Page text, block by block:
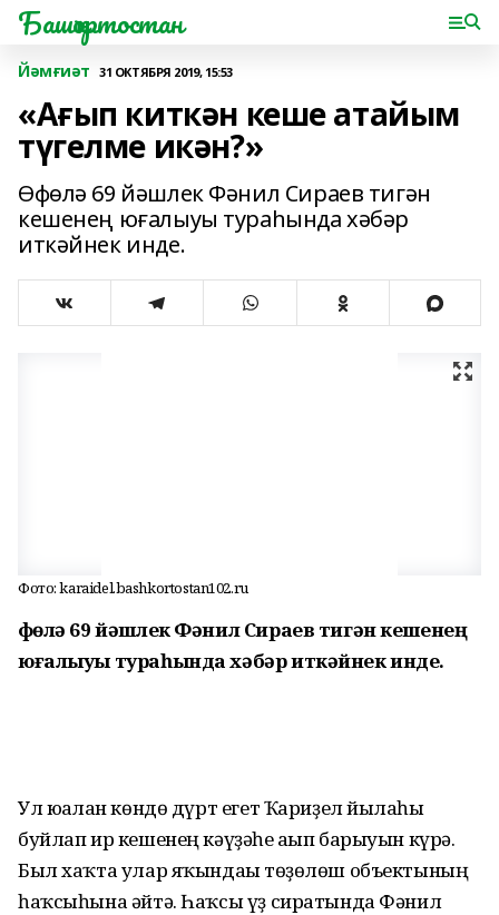
Башҡортостан
Йәмғиәт 31 ОКТЯБРЯ 2019, 15:53
«Ағып киткән кеше атайым
түгелме икән?»
Өфөлә 69 йәшлек Фәнил Сираев тигән
кешенең юғалыуы тураһында хәбәр
иткәйнек инде.
Фото: karaidel.bashkortostan102.ru
Өфөлә 69 йәшлек Фәнил Сираев тигән кешенең
юғалыуы тураһында хәбәр иткәйнек инде.
Ул юғалған көндө дүрт егет Ҡариҙел йылғаһы
буйлап ир кешенең кәүҙәһе ағып барыуын күрә.
Был хаҡта улар яҡындағы төҙөлөш объектының
һаҡсыһына әйтә. Һаҡсы үҙ сиратында Фәнил